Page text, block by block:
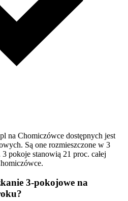
na Chomiczówce dostępnych jest
Są one rozmieszczone w 3
pokoje stanowią 21 proc. całej
3-pokojowe na